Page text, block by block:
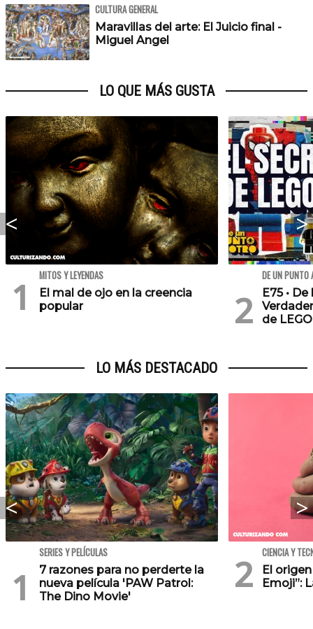
CULTURA GENERAL
Maravillas del arte: El Juicio final -
Miguel Angel
LO QUE MÁS GUSTA
MITOS Y LEYENDAS
El mal de ojo en la creencia
popular
DE UN PUNTO
E75 •
de
LO MÁS DESTACADO
SERIES Y PELÍCULAS
7 razones para no perderte la
nueva película 'PAW Patrol:
The Dino Movie'
CIENCIA Y
El
Emoji”: